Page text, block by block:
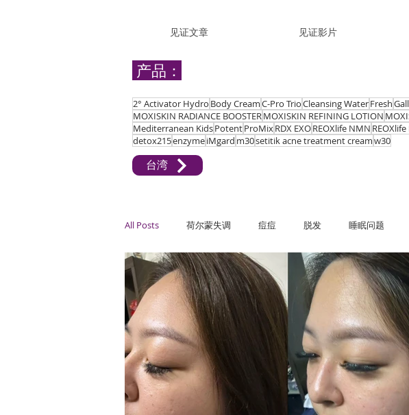
见证文章 见证影片
产品：
2° Activator Hydro Body CreamC-Pro TrioCleansing WaterFresh
MOXISKIN RADIANCE BOOSTERMOXISKIN REFINING LOTION
Mediterranean KidsPotentProMixRDX EXOREOXlife NMN
detox215enzymeiMgard m30setitik acne treatment creamw30
台湾
All Posts 荷尔蒙失调 痘痘 脱发 睡眠问题
关节疼痛 难受孕 敏感、过敏 红肿、痕痒
皮肤黝黑 肝脏问题 毛孔粗大 经期
高血糖